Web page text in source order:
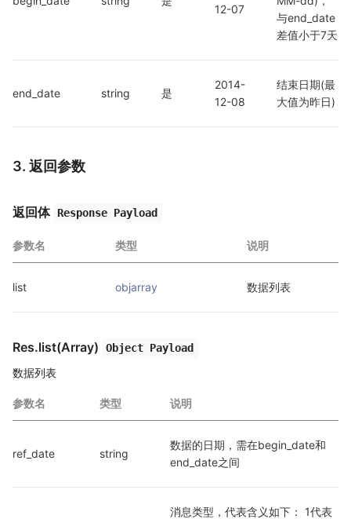
12-07
与end_date
差值小于7天
end_date string 是
2014-
12-08
结束日期(最
大值为昨日)
3. 返回参数
返回体 Response Payload
参数名 类型 说明
list objarray 数据列表
Res.list(Array) Object Payload
数据列表
参数名 类型 说明
ref_date string
数据的日期，需在begin_date和
end_date之间
消息类型，代表含义如下： 1代表